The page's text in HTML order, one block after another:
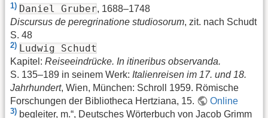
1) Daniel Gruber, 1688–1748
Discursus de peregrinatione studiosorum, zit. nach Schudt
S. 48
2) Ludwig Schudt
Kapitel: Reiseeindrücke. In itineribus observanda.
S. 135–189 in seinem Werk: Italienreisen im 17. und 18.
Jahrhundert, Wien, München: Schroll 1959. Römische
Forschungen der Bibliotheca Hertziana, 15.
Online
3) begleiter, m.“, Deutsches Wörterbuch von Jacob Grimm